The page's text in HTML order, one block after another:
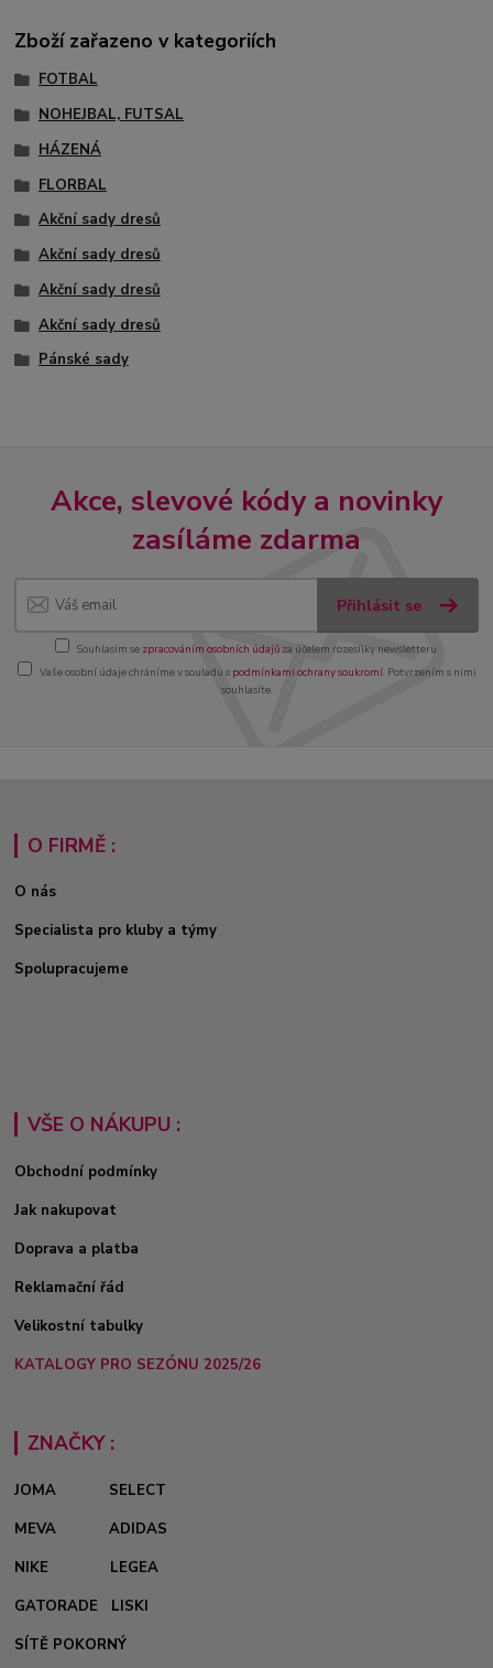
Zboží zařazeno v kategoriích
FOTBAL
NOHEJBAL, FUTSAL
HÁZENÁ
FLORBAL
Akční sady dresů
Akční sady dresů
Akční sady dresů
Akční sady dresů
Pánské sady
Akce, slevové kódy a novinky
zasíláme zdarma
Přihlásit se
Souhlasím se zpracováním osobních údajůza účelem rozesílky newsletteru.
Vaše osobní údaje chráníme v souladu s podmínkami ochrany soukromí. Potvrzením s nimi
souhlasíte.
O FIRMĚ :
O nás
Specialista pro kluby a týmy
Spolupracujeme
VŠE O NÁKUPU :
Obchodní podmínky
Jak nakupovat
Doprava a platba
Reklamační řád
Velikostní tabulky
KATALOGY PRO SEZÓNU 2025/26
ZNAČKY :
JOMA
SELECT
MEVA
ADIDAS
NIKE
LEGEA
GATORADE
LISKI
SÍTĚ POKORNÝ